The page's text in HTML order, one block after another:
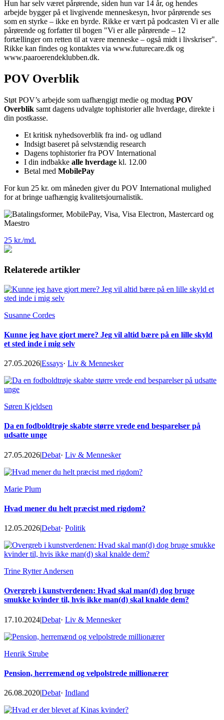
Hun har selv været pårørende, siden hun var 14 år, og hendes
arbejde bygger på et livgivende menneskesyn, hvor pårørende ses
som en styrke – ikke en byrde. Rikke er vært på podcasten Vi er alle
pårørende og forfatter til bogen "Vi er alle pårørende – 12
fortællinger om retten til at være menneske – også midt i livskriser".
Rikke kan findes og kontaktes via www.futurecare.dk og
www.paaroerendeklubben.dk.
POV Overblik
Støt POV’s arbejde som uafhængigt medie og modtag POV
Overblik samt dagens udvalgte tophistorier alle hverdage, direkte i
din postkasse.
Et kritisk nyhedsoverblik fra ind- og udland
Indsigt baseret på selvstændig research
Dagens tophistorier fra POV International
I din indbakke alle hverdage kl. 12.00
Betal med MobilePay
For kun 25 kr. om måneden giver du POV International mulighed
for at bringe uafhængig kvalitetsjournalistik.
25 kr./md.
Relaterede artikler
Susanne Cordes
Kunne jeg have gjort mere? Jeg vil altid bære på en lille skyld
et sted inde i mig selv
27.05.2026|Essays· Liv & Mennesker
Søren Kjeldsen
Da en fodboldtrøje skabte større vrede end besparelser på
udsatte unge
27.05.2026|Debat· Liv & Mennesker
Marie Plum
Hvad mener du helt præcist med rigdom?
12.05.2026|Debat· Politik
Trine Rytter Andersen
Overgreb i kunstverdenen: Hvad skal man(d) dog bruge
smukke kvinder til, hvis ikke man(d) skal knalde dem?
17.10.2024|Debat· Liv & Mennesker
Henrik Strube
Pension, herremænd og velpolstrede millionærer
26.08.2020|Debat· Indland